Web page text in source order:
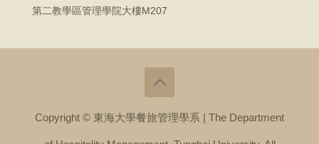
第二教學區管理學院大樓M207
Copyright © 東海大學餐旅管理學系 | The Department